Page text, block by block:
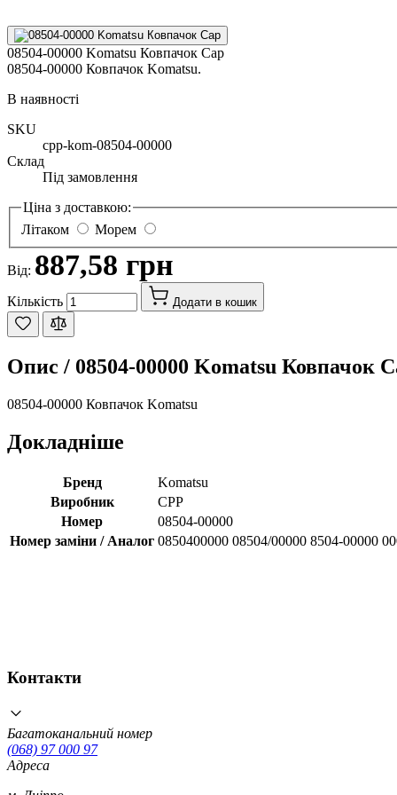
08504-00000 Komatsu Ковпачок Cap
08504-00000 Ковпачок Komatsu.
В наявності
SKU
cpp-kom-08504-00000
Склад
Під замовлення
Ціна з доставкою:
Літаком
Морем
Від: 887,58 грн
Кількість Додати в кошик
Опис / 08504-00000 Komatsu Ковпачок
08504-00000 Ковпачок Komatsu
Докладніше
Бренд
Komatsu
Виробник
CPP
Номер
08504-00000
Номер заміни / Аналог 0850400000 08504/00000 8504-00000
Контакти
Багатоканальний номер
(068) 97 000 97
Адреса